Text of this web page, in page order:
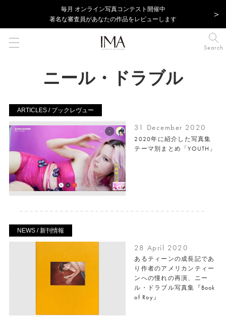
毎⽉ オンライン写真コンテスト開催中
著名な審査員があなたの作品をレビューします
Search
ニール・ドラブル
ARTICLES / ブックレヴュー
31 December 2020
2020年に紹介した写真集
テーマ別まとめ「YOUTH」
NEWS / 新刊情報
28 April 2020
あるティーンの成長記であ
り作者のアメリカンティー
ンへの憧れの再演、ニー
ル・ドラブル写真集『Book
of Roy』